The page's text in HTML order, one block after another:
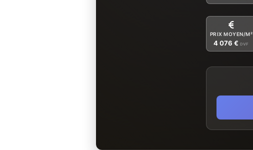
PRIX MOYEN/M²
4 076 €DVF